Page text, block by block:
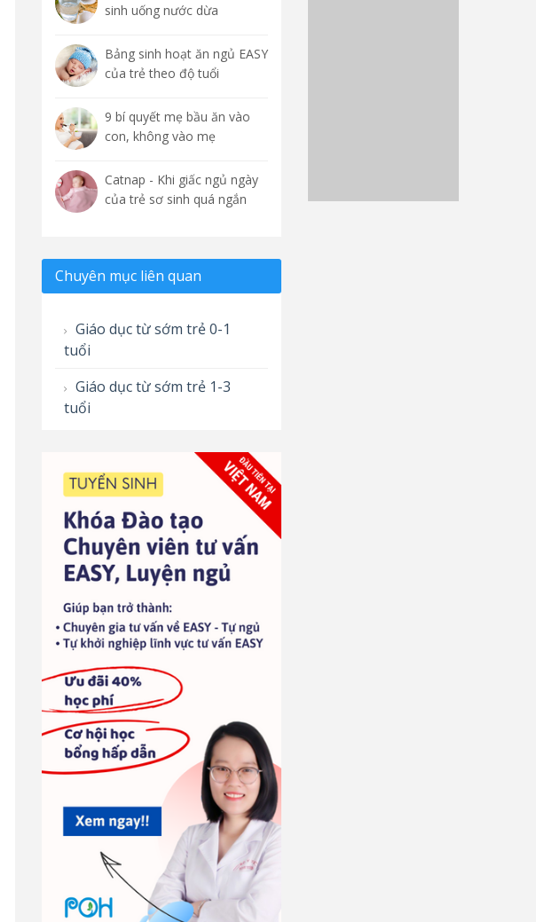
sinh uống nước dừa
Bảng sinh hoạt ăn ngủ EASY
của trẻ theo độ tuổi
9 bí quyết mẹ bầu ăn vào
con, không vào mẹ
Catnap - Khi giấc ngủ ngày
của trẻ sơ sinh quá ngắn
Chuyên mục liên quan
Giáo dục từ sớm trẻ 0-1
tuổi
Giáo dục từ sớm trẻ 1-3
tuổi